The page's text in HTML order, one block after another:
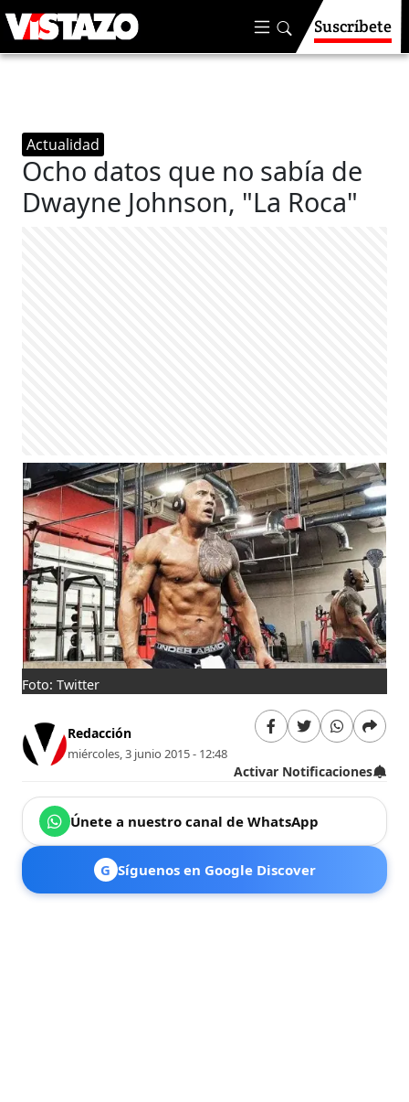
Suscríbete
Actualidad
Ocho datos que no sabía de
Dwayne Johnson, "La Roca"
Foto: Twitter
Redacción
miércoles, 3 junio 2015 - 12:48
Activar Notificaciones
Únete a nuestro canal de WhatsApp
G Síguenos en Google Discover